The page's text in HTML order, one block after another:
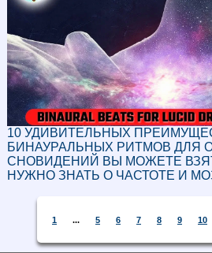
10 УДИВИТЕЛЬНЫХ
БИНАУРАЛЬНЫХ РИТМОВ ДЛЯ
СНОВИДЕНИЙ ВЫ МОЖЕТЕ
НУЖНО ЗНАТЬ О ЧАСТОТЕ И
1 ... 5 6 7 8 9 10